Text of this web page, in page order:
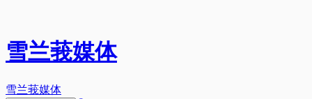
雪兰莪媒体
雪兰莪媒体